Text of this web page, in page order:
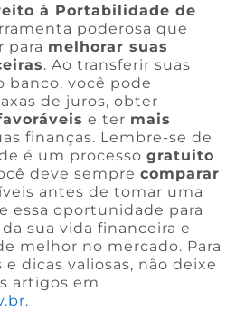
à Portabilidade de
poderosa que
para melhorar suas
. Ao transferir suas
banco, você pode
de juros, obter
e ter mais
finanças. Lembre-se de
é um processogratuito
deve semprecomparar
antes de tomar uma
essa oportunidade para
da sua vida financeira e
melhor no mercado. Para
dicas valiosas, não deixe
artigos em
.